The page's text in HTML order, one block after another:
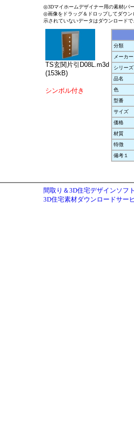
◎3Dマイホームデザイナー用の素材(パ
◎画像をドラッグ＆ドロップしてダウ
示されていないデータはダウンロードで
TS玄関片引D08L.m3d
(153kB)
シンボル付き
分類
メーカー
シリーズ
品名
色
型番
サイズ
価格
材質
特徴
備考１
間取り＆3D住宅デザインソフ
3D住宅素材ダウンロードサー